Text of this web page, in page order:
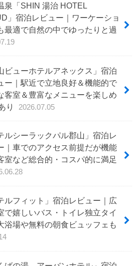
泉「SHIN 湯治 HOTEL
」宿泊レビュー｜ワーケーショ
最適で自然の中でゆったりと過
ビューホテルアネックス」宿泊
ー｜駅近で立地良好＆機能的で
客室＆豊富なメニューを楽しめ
り
2026.07.05
ルシーラックパル郡山」宿泊レ
｜車でのアクセス前提だが機能
室など総合的・コスパ的に満足
ルフィット」宿泊レビュー｜広
で嬉しいバス・トイレ独立タイ
浴場や無料の朝食ビュッフェも